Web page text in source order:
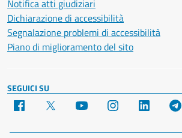
Notifica atti giudiziari
Dichiarazione di accessibilità
Segnalazione problemi di accessibilità
Piano di miglioramento del sito
SEGUICI SU
Facebook YouTube Instagram LinkedIn